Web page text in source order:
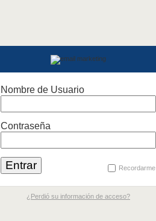
Nombre de Usuario
Contraseña
Recordarme
¿Perdió su información de acceso?